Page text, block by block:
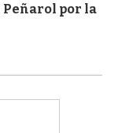
Peñarol por la